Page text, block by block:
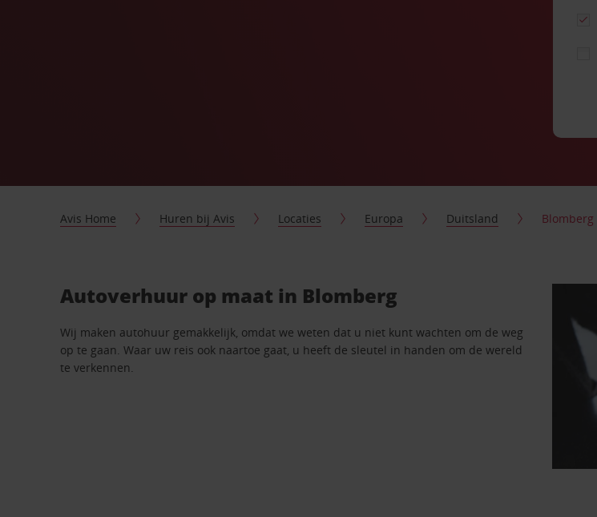
Avis Home Huren bij Avis Locaties Europa Duitsland Blomberg
Autoverhuur op maat in Blomberg
Wij maken autohuur gemakkelijk, omdat we weten dat u niet kunt wachten om de weg
op te gaan. Waar uw reis ook naartoe gaat, u heeft de sleutel in handen om de wereld
te verkennen.